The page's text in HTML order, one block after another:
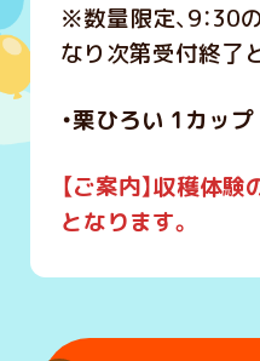
※数量限定、9：30
なり次第受付終了
・栗ひろい 1カッ
【ご案内】収穫体験
となります。